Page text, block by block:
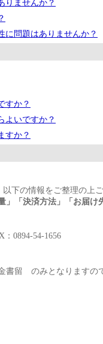
りませんか？
に問題はありませんか？
すか？
よいですか？
すか？
下の情報をご整理の上ご
」「決済方法」「お届け
0894-54-1656
書留 のみとなりますの